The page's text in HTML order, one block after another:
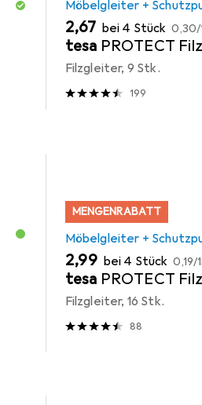
Möbelgleiter +
EUR
2,67 bei 4 Stück EUR
0,30/
tesa PROTECT
Filzgleiter, 9 Stk.
199
MENGENRABATT
Möbelgleiter +
EUR
2,99 bei 4 Stück EUR
0,19/
tesa PROTECT
Filzgleiter, 16 Stk.
88